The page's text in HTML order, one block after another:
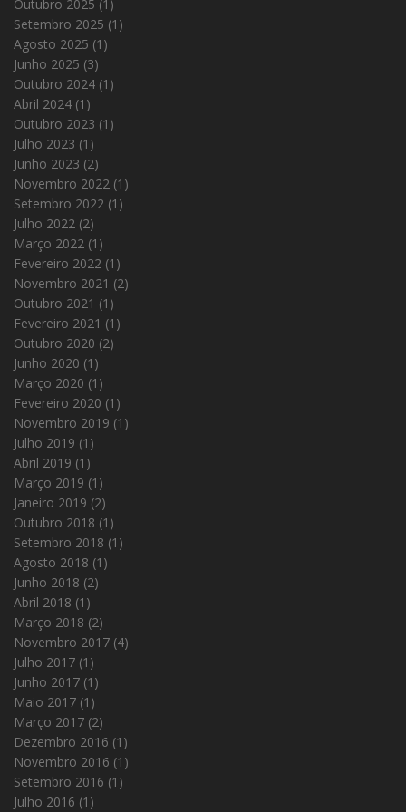
Outubro 2025 (1)
Setembro 2025 (1)
Agosto 2025 (1)
Junho 2025 (3)
Outubro 2024 (1)
Abril 2024 (1)
Outubro 2023 (1)
Julho 2023 (1)
Junho 2023 (2)
Novembro 2022 (1)
Setembro 2022 (1)
Julho 2022 (2)
Março 2022 (1)
Fevereiro 2022 (1)
Novembro 2021 (2)
Outubro 2021 (1)
Fevereiro 2021 (1)
Outubro 2020 (2)
Junho 2020 (1)
Março 2020 (1)
Fevereiro 2020 (1)
Novembro 2019 (1)
Julho 2019 (1)
Abril 2019 (1)
Março 2019 (1)
Janeiro 2019 (2)
Outubro 2018 (1)
Setembro 2018 (1)
Agosto 2018 (1)
Junho 2018 (2)
Abril 2018 (1)
Março 2018 (2)
Novembro 2017 (4)
Julho 2017 (1)
Junho 2017 (1)
Maio 2017 (1)
Março 2017 (2)
Dezembro 2016 (1)
Novembro 2016 (1)
Setembro 2016 (1)
Julho 2016 (1)